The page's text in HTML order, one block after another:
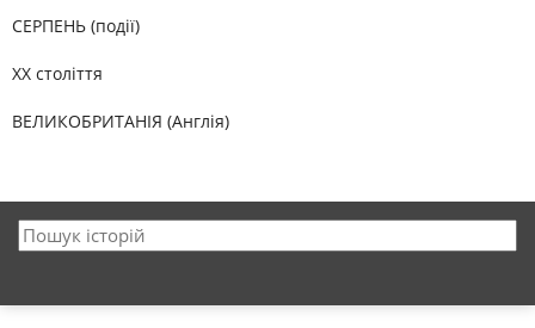
СЕРПЕНЬ (події)
XX століття
ВЕЛИКОБРИТАНІЯ (Англія)